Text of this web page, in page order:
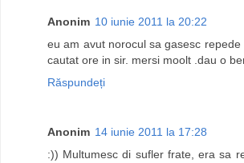
Anonim 10 iunie 2011 la 20:22
eu am avut norocul sa gasesc
cautat ore in sir. mersi moolt .dau o
Răspundeți
Anonim 14 iunie 2011 la 17:28
:)) Multumesc di sufler frate, era sa